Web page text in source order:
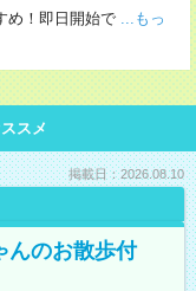
め！即日開始で ...もっ
スメ
掲載日：2026.08.10
んのお散歩付